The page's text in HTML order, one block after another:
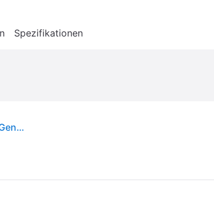
Spezifikationen
Kingston Technology 256GB micSDXC Canvas Select Plus Gen3 150R A1 (Ohne SD-Adapter), 256 GB, MicroSDXC, Klasse 10, UHS-I, 150 MB/s, Class 1 (U1)